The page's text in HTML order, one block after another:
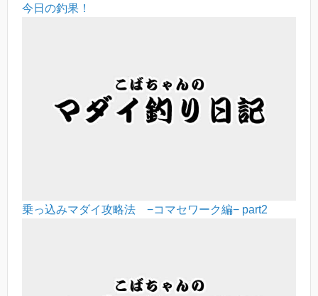
今日の釣果！
乗っ込みマダイ攻略法 −コマセワーク編− part2